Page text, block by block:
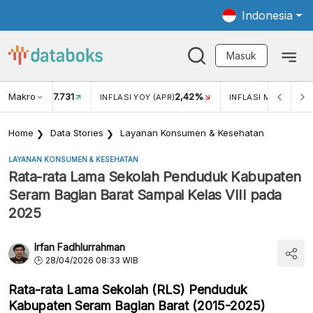
Indonesia
Masuk
Makro
USD/IDR 17.731 INFLASI YOY (APR)2,42% INFLASI MOM (APR)
Home Data Stories Layanan Konsumen & Kesehatan
LAYANAN KONSUMEN & KESEHATAN
Rata-rata Lama Sekolah Penduduk Kabupaten
Seram Bagian Barat Sampai Kelas VIII pada
2025
Irfan Fadhlurrahman
28/04/2026 08:33 WIB
Rata-rata Lama Sekolah (RLS) Penduduk
Kabupaten Seram Bagian Barat (2015-2025)